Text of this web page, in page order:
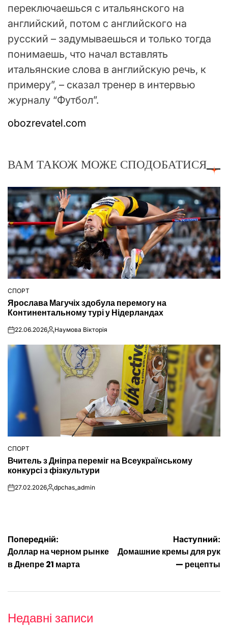
переключаешься с итальянского на
английский, потом с английского на
русский – задумываешься и только тогда
понимаешь, что начал вставлять
итальянские слова в английскую речь, к
примеру”, – сказал тренер в интервью
журналу “Футбол”.
obozrevatel.com
ВАМ ТАКОЖ МОЖЕ СПОДОБАТИСЯ
ОПУБЛІКУВАТИ
У
СПОРТ
Ярослава Магучіх здобула перемогу на
Континентальному турі у Нідерландах
on22.06.2026Опубліковано
Наумова Вікторія
ОПУБЛІКУВАТИ
У
СПОРТ
Вчитель з Дніпра переміг на Всеукраїнському
конкурсі з фізкультури
on27.02.2026Опубліковано
dpchas_admin
Навігація
записів
Попередній:
Доллар на черном рынке
в Днепре 21 марта
Наступний:
Домашние кремы для рук
— рецепты
Недавні записи